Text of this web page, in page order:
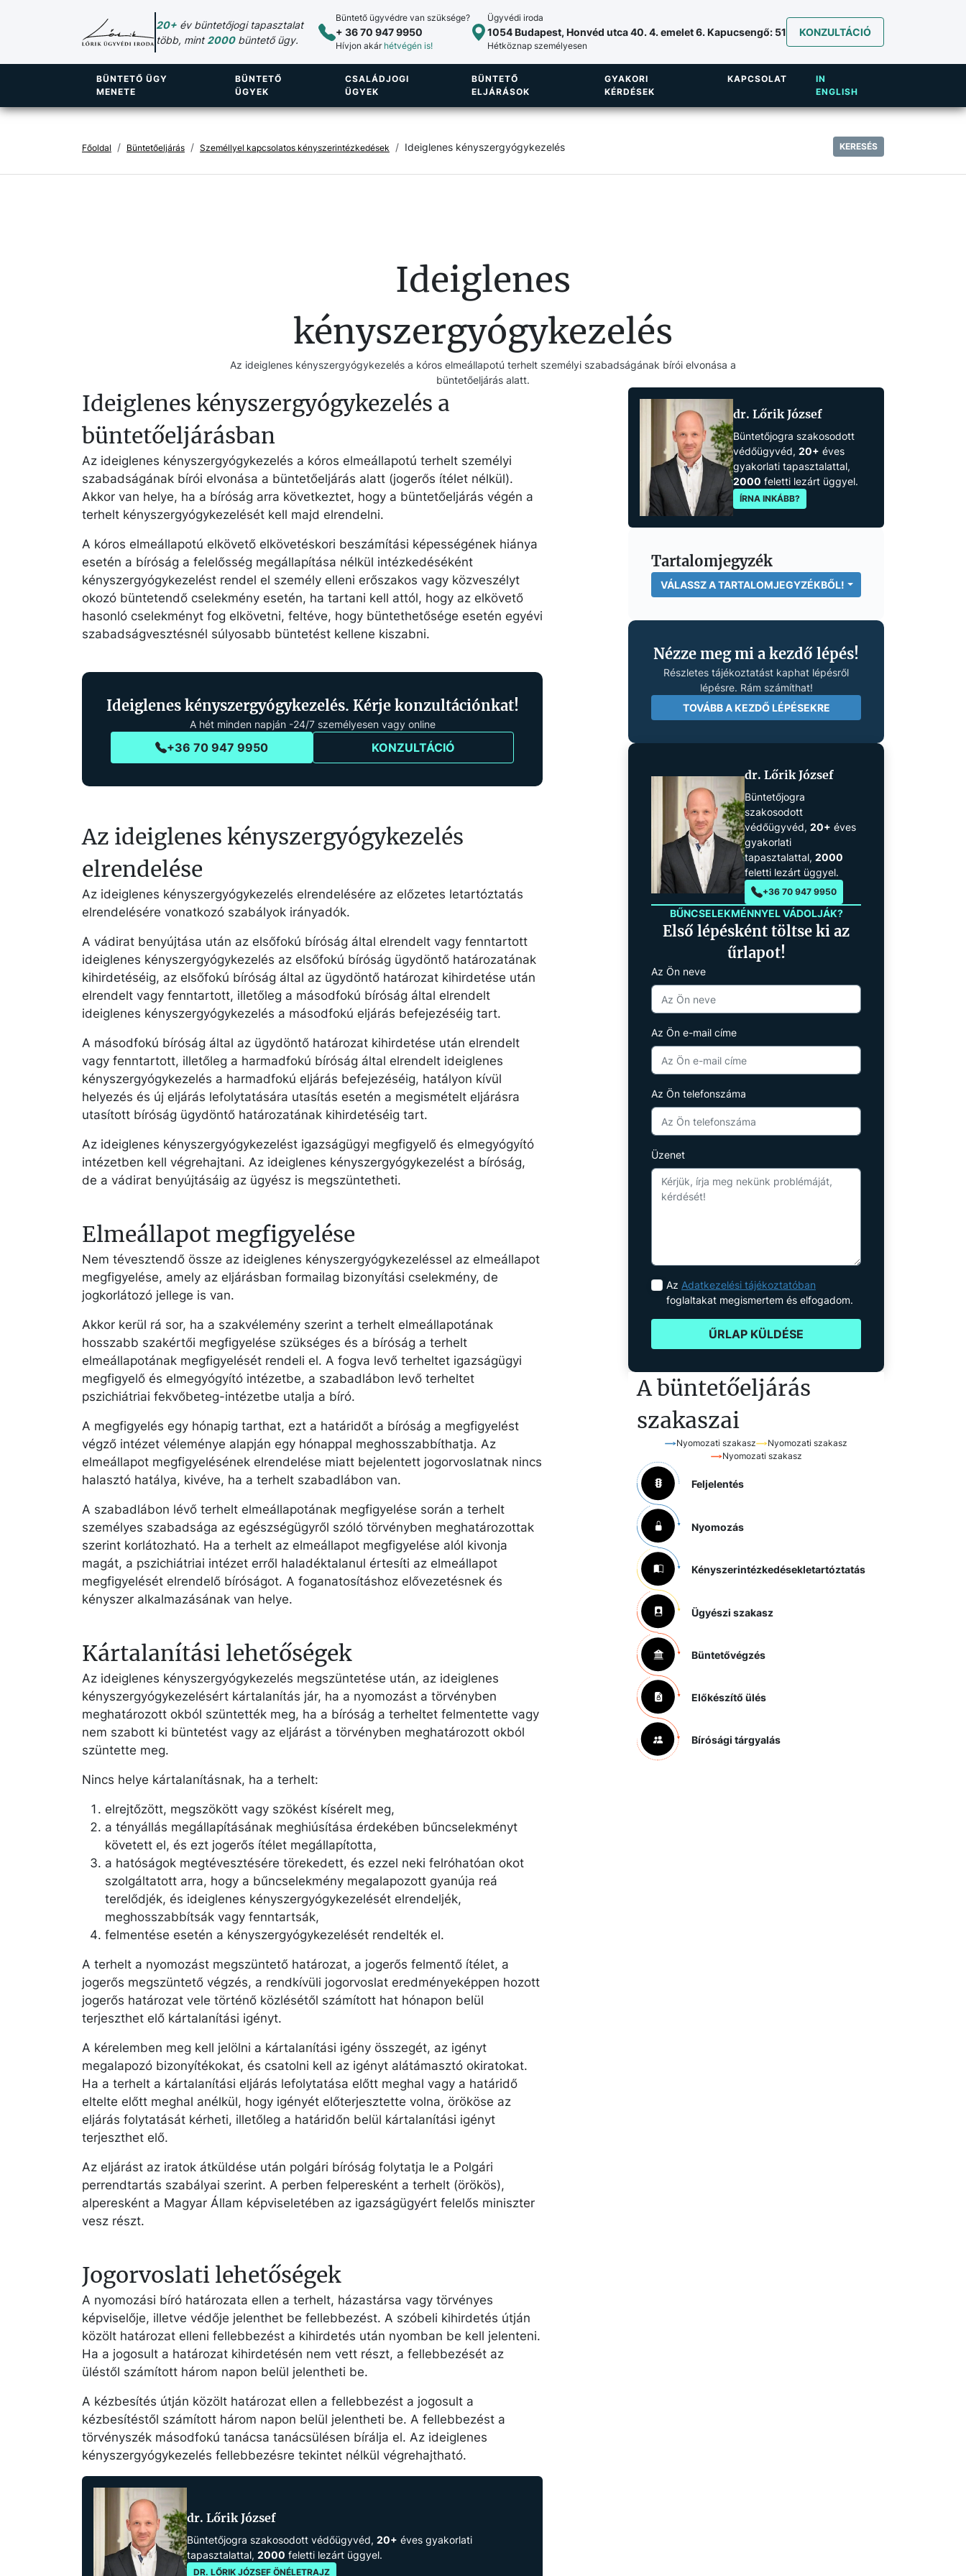
20+ év büntetőjogi tapasztalat
több, mint2000büntető ügy.
Büntető ügyvédre van szüksége?
+ 36 70 947 9950
Hívjon akár hétvégén is!
Ügyvédi iroda
1054 Budapest, Honvéd utca 40. 4. emelet 6. Kapucsengő: 51
Hétköznap személyesen
KONZULTÁCIÓ
IN
ENGLISH
BÜNTETŐ ÜGY
MENETE
BÜNTETŐ
ÜGYEK
CSALÁDJOGI
ÜGYEK
BÜNTETŐ
ELJÁRÁSOK
GYAKORI
KÉRDÉSEK
KAPCSOLAT
Főoldal Büntetőeljárás Személlyel kapcsolatos kényszerintézkedések Ideiglenes kényszergyógykezelés KERESÉS
Ideiglenes
kényszergyógykezelés
Az ideiglenes kényszergyógykezelés a kóros elmeállapotú terhelt személyi szabadságának bírói elvonása a
büntetőeljárás alatt.
Ideiglenes kényszergyógykezelés a
büntetőeljárásban
Az ideiglenes kényszergyógykezelés a kóros elmeállapotú terhelt személyi
szabadságának bírói elvonása a büntetőeljárás alatt (jogerős ítélet nélkül).
Akkor van helye, ha a bíróság arra következtet, hogy a büntetőeljárás végén a
terhelt kényszergyógykezelését kell majd elrendelni.
A kóros elmeállapotú elkövető elkövetéskori beszámítási képességének hiánya
esetén a bíróság a felelősség megállapítása nélkül intézkedéséként
kényszergyógykezelést rendel el személy elleni erőszakos vagy közveszélyt
okozó büntetendő cselekmény esetén, ha tartani kell attól, hogy az elkövető
hasonló cselekményt fog elkövetni, feltéve, hogy büntethetősége esetén egyévi
szabadságvesztésnél súlyosabb büntetést kellene kiszabni.
Ideiglenes kényszergyógykezelés. Kérje konzultációnkat!
A hét minden napján -24/7 személyesen vagy online
+36 70 947 9950 KONZULTÁCIÓ
Az ideiglenes kényszergyógykezelés
elrendelése
Az ideiglenes kényszergyógykezelés elrendelésére az előzetes letartóztatás
elrendelésére vonatkozó szabályok irányadók.
A vádirat benyújtása után az elsőfokú bíróság által elrendelt vagy fenntartott
ideiglenes kényszergyógykezelés az elsőfokú bíróság ügydöntő határozatának
kihirdetéséig, az elsőfokú bíróság által az ügydöntő határozat kihirdetése után
elrendelt vagy fenntartott, illetőleg a másodfokú bíróság által elrendelt
ideiglenes kényszergyógykezelés a másodfokú eljárás befejezéséig tart.
A másodfokú bíróság által az ügydöntő határozat kihirdetése után elrendelt
vagy fenntartott, illetőleg a harmadfokú bíróság által elrendelt ideiglenes
kényszergyógykezelés a harmadfokú eljárás befejezéséig, hatályon kívül
helyezés és új eljárás lefolytatására utasítás esetén a megismételt eljárásra
utasított bíróság ügydöntő határozatának kihirdetéséig tart.
Az ideiglenes kényszergyógykezelést igazságügyi megfigyelő és elmegyógyító
intézetben kell végrehajtani. Az ideiglenes kényszergyógykezelést a bíróság,
de a vádirat benyújtásáig az ügyész is megszüntetheti.
Elmeállapot megfigyelése
Nem tévesztendő össze az ideiglenes kényszergyógykezeléssel az elmeállapot
megfigyelése, amely az eljárásban formailag bizonyítási cselekmény, de
jogkorlátozó jellege is van.
Akkor kerül rá sor, ha a szakvélemény szerint a terhelt elmeállapotának
hosszabb szakértői megfigyelése szükséges és a bíróság a terhelt
elmeállapotának megfigyelését rendeli el. A fogva levő terheltet igazságügyi
megfigyelő és elmegyógyító intézetbe, a szabadlábon levő terheltet
pszichiátriai fekvőbeteg-intézetbe utalja a bíró.
A megfigyelés egy hónapig tarthat, ezt a határidőt a bíróság a megfigyelést
végző intézet véleménye alapján egy hónappal meghosszabbíthatja. Az
elmeállapot megfigyelésének elrendelése miatt bejelentett jogorvoslatnak nincs
halasztó hatálya, kivéve, ha a terhelt szabadlábon van.
A szabadlábon lévő terhelt elmeállapotának megfigyelése során a terhelt
személyes szabadsága az egészségügyről szóló törvényben meghatározottak
szerint korlátozható. Ha a terhelt az elmeállapot megfigyelése alól kivonja
magát, a pszichiátriai intézet erről haladéktalanul értesíti az elmeállapot
megfigyelését elrendelő bíróságot. A foganatosításhoz elővezetésnek és
kényszer alkalmazásának van helye.
Kártalanítási lehetőségek
Az ideiglenes kényszergyógykezelés megszüntetése után, az ideiglenes
kényszergyógykezelésért kártalanítás jár, ha a nyomozást a törvényben
meghatározott okból szüntették meg, ha a bíróság a terheltet felmentette vagy
nem szabott ki büntetést vagy az eljárást a törvényben meghatározott okból
szüntette meg.
Nincs helye kártalanításnak, ha a terhelt:
elrejtőzött, megszökött vagy szökést kísérelt meg,
a tényállás megállapításának meghiúsítása érdekében bűncselekményt
követett el, és ezt jogerős ítélet megállapította,
a hatóságok megtévesztésére törekedett, és ezzel neki felróhatóan okot
szolgáltatott arra, hogy a bűncselekmény megalapozott gyanúja reá
terelődjék, és ideiglenes kényszergyógykezelését elrendeljék,
meghosszabbítsák vagy fenntartsák,
felmentése esetén a kényszergyógykezelését rendelték el.
A terhelt a nyomozást megszüntető határozat, a jogerős felmentő ítélet, a
jogerős megszüntető végzés, a rendkívüli jogorvoslat eredményeképpen hozott
jogerős határozat vele történő közlésétől számított hat hónapon belül
terjeszthet elő kártalanítási igényt.
A kérelemben meg kell jelölni a kártalanítási igény összegét, az igényt
megalapozó bizonyítékokat, és csatolni kell az igényt alátámasztó okiratokat.
Ha a terhelt a kártalanítási eljárás lefolytatása előtt meghal vagy a határidő
eltelte előtt meghal anélkül, hogy igényét előterjesztette volna, örököse az
eljárás folytatását kérheti, illetőleg a határidőn belül kártalanítási igényt
terjeszthet elő.
Az eljárást az iratok átküldése után polgári bíróság folytatja le a Polgári
perrendtartás szabályai szerint. A perben felperesként a terhelt (örökös),
alperesként a Magyar Állam képviseletében az igazságügyért felelős miniszter
vesz részt.
Jogorvoslati lehetőségek
A nyomozási bíró határozata ellen a terhelt, házastársa vagy törvényes
képviselője, illetve védője jelenthet be fellebbezést. A szóbeli kihirdetés útján
közölt határozat elleni fellebbezést a kihirdetés után nyomban be kell jelenteni.
Ha a jogosult a határozat kihirdetésén nem vett részt, a fellebbezését az
üléstől számított három napon belül jelentheti be.
A kézbesítés útján közölt határozat ellen a fellebbezést a jogosult a
kézbesítéstől számított három napon belül jelentheti be. A fellebbezést a
törvényszék másodfokú tanácsa tanácsülésen bírálja el. Az ideiglenes
kényszergyógykezelés fellebbezésre tekintet nélkül végrehajtható.
dr. Lőrik József
Büntetőjogra szakosodott védőügyvéd, 20+ éves gyakorlati
tapasztalattal, 2000 feletti lezárt üggyel.
DR. LŐRIK JÓZSEF ÖNÉLETRAJZ
dr. Lőrik József
Büntetőjogra szakosodott
védőügyvéd, 20+ éves
gyakorlati tapasztalattal,
2000 feletti lezárt üggyel.
ÍRNA INKÁBB?
Tartalomjegyzék
VÁLASSZ A TARTALOMJEGYZÉKBŐL!
Nézze meg mi a kezdő lépés!
Részletes tájékoztatást kaphat lépésről
lépésre. Rám számíthat!
TOVÁBB A KEZDŐ LÉPÉSEKRE
dr. Lőrik József
Büntetőjogra
szakosodott
védőügyvéd, 20+ éves
gyakorlati
tapasztalattal, 2000
feletti lezárt üggyel.
+36 70 947 9950
BŰNCSELEKMÉNNYEL VÁDOLJÁK?
Első lépésként töltse ki az
űrlapot!
Az Ön neve
Az Ön e-mail címe
Az Ön telefonszáma
Üzenet
Az Adatkezelési tájékoztatóban
foglaltakat megismertem és elfogadom.
ŰRLAP KÜLDÉSE
A büntetőeljárás
szakaszai
Nyomozati szakasz
Nyomozati szakasz
Nyomozati szakasz
Feljelentés
Nyomozás
Kényszerintézkedésekletartóztatás
Ügyészi szakasz
Büntetővégzés
Előkészítő ülés
Bírósági tárgyalás